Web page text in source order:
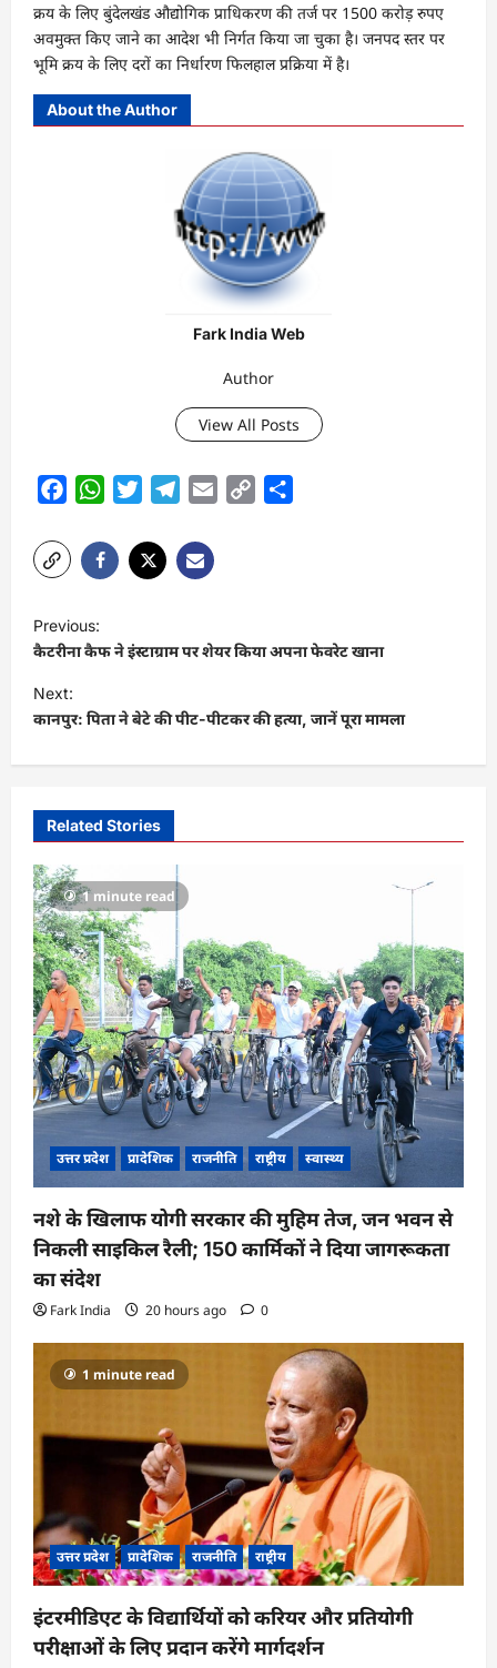
क्रय के लिए बुंदेलखंड औद्योगिक प्राधिकरण की तर्ज पर 1500 करोड़ रुपए
अवमुक्त किए जाने का आदेश भी निर्गत किया जा चुका है। जनपद स्तर पर
भूमि क्रय के लिए दरों का निर्धारण फिलहाल प्रक्रिया में है।
About the Author
Fark India Web
Author
View All Posts
FacebookWhatsAppTwitterTelegram
Email
Copy
P
o
s
t
v
g
a
t
i
o
n
Previous:
कैटरीना कैफ ने इंस्टाग्राम पर शेयर किया अपना फेवरेट खाना
Next:
कानपुर: पिता ने बेटे की पीट-पीटकर की हत्या, जानें पूरा मामला
Related Stories
1 minute read
उत्तर प्रदेश प्रादेशिक राजनीति राष्ट्रीय स्वास्थ्य
नशे के खिलाफ योगी सरकार की मुहिम तेज, जन भवन से
निकली साइकिल रैली; 150 कार्मिकों ने दिया जागरूकता
का संदेश
Fark India 20 hours ago 0
1 minute read
उत्तर प्रदेश प्रादेशिक राजनीति राष्ट्रीय
इंटरमीडिएट के विद्यार्थियों को करियर और प्रतियोगी
परीक्षाओं के लिए प्रदान करेंगे मार्गदर्शन